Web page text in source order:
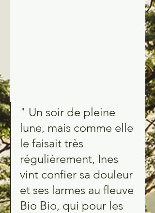
" Un soir de pleine
lune, mais comme elle
le faisait très
régulièrement, Ines
vint confier sa douleur
et ses larmes au fleuve
Bio Bio, qui pour les